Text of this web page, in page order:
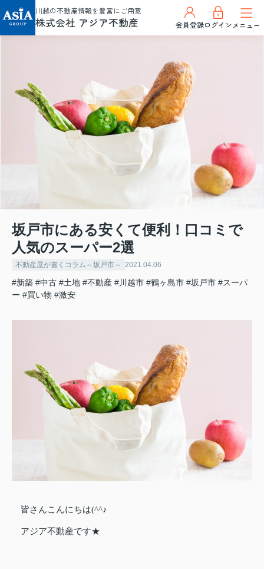
川越の不動産情報を豊富にご用意
株式会社 アジア不動産 会員登録ログインメニュー
坂戸市にある安くて便利！口コミで
人気のスーパー2選
不動産屋が書くコラム～坂戸市～ 2021.04.06
#新築 #中古 #土地 #不動産 #川越市 #鶴ヶ島市 #坂戸市 #スーパ
ー #買い物 #激安
皆さんこんにちは(^^♪
アジア不動産です★